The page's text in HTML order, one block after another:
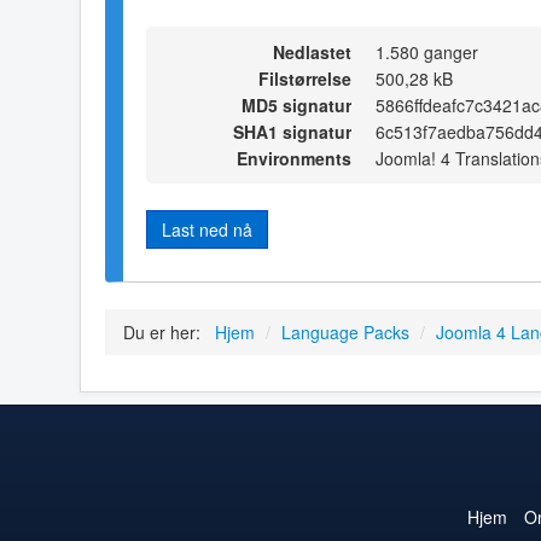
Nedlastet
1.580 ganger
Filstørrelse
500,28 kB
MD5 signatur
SHA1 signatur
Environments
Joomla! 4
Last ned nå
Du er her: Hjem / Language Packs / Joomla 4
Hjem